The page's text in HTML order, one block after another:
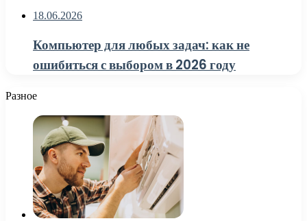
18.06.2026
Компьютер для любых задач: как не
ошибиться с выбором в 2026 году
Разное